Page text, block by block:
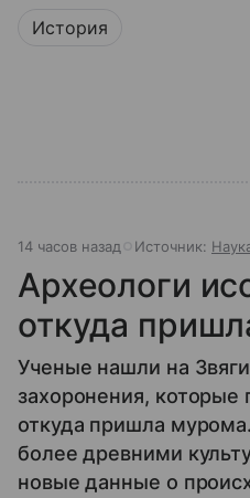
История
14 часов назад Источник:
Археологи
откуда
Ученые нашли на
захоронения, которые
откуда пришла
более древними
новые данные о